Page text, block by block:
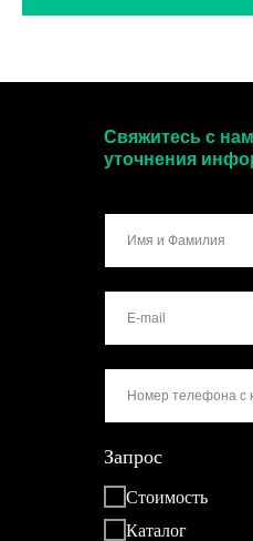
Запрос
Стоимость
Каталог
Свяжитесь с
уточнения